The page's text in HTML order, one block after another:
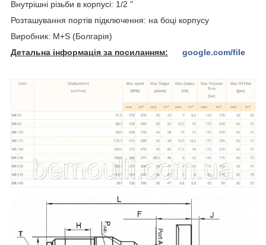
Внутрішні різьби в корпусі: 1/2 "
Розташування портів підключення: на боці корпусу
Виробник: M+S (Болгарія)
Детальна інформація за посиланням:
google.com/file